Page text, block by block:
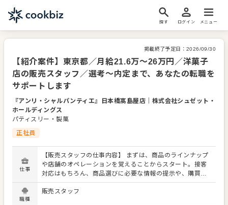
探す ログイン メニュー
掲載終了予定日： 2026/09/30
【紹介案件】東京都／月給21.6万～26万円／洋菓子
店の販売スタッフ／選考～内定まで、あなたの転職を
サポートします
『アンリ・シャルパンティエ』日本橋髙島屋店
株式会社シュゼット・
ホールディングス
パティスリー・製菓
正社員
仕事
【販売スタッフの仕事内容】 まずは、商品のラインナップ
や店舗のオペレーションを覚えることからスタート。接客
対応はもちろん、商品選びに必要な情報の提示や、購買意
欲を掻き立てるような陳列にもチャレンジをお願いしま
す！ お店の顔として、お客さまから直接感謝の言葉をいた
職種
販売スタッフ